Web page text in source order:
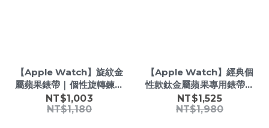
【Apple Watch】旋紋金
屬蘋果錶帶｜個性旋轉鍊節
設計｜Apple Watch 全系
列適用
NT$1,003
NT$1,180
【Apple Watch】經典個
性款鈦金屬蘋果專用錶帶｜
俐落金屬鍊節｜Apple
Watch 全系列適用
NT$1,525
NT$1,980